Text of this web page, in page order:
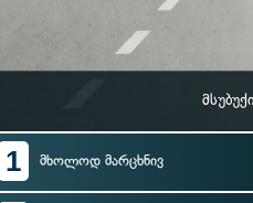
1 მხოლოდ მარცხნივ